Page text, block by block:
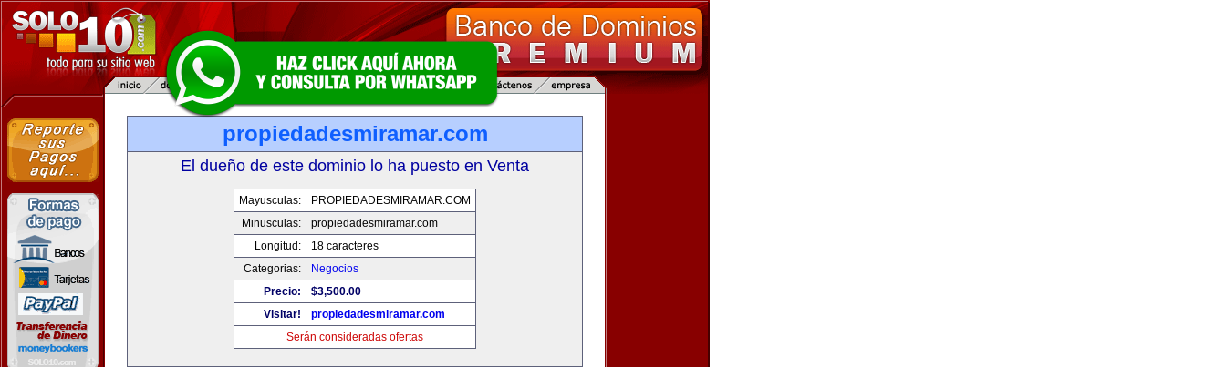
propiedadesmiramar.com
El dueño de este dominio lo ha puesto en Venta
Mayusculas:
PROPIEDADESMIRAMAR.COM
Minusculas:
propiedadesmiramar.com
Longitud:
18 caracteres
Categorias:
Negocios
Precio:
$3,500.00
Visitar!
propiedadesmiramar.com
Serán consideradas ofertas